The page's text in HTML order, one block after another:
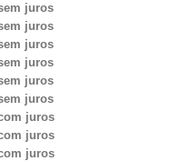
juros
juros
juros
juros
juros
juros
juros
juros
juros